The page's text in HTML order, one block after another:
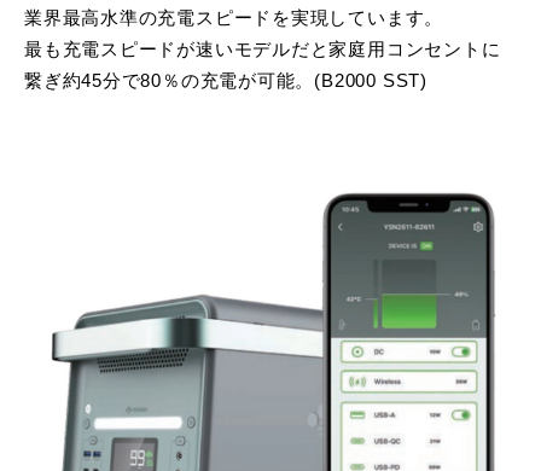
業界最高水準の充電スピードを実現しています。
最も充電スピードが速いモデルだと家庭用コンセントに
繋ぎ約45分で80％の充電が可能。(B2000 SST)